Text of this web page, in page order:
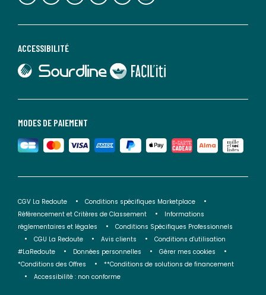
MODES DE PAIEMENT
ACCESSIBILITÉ
lien vers Sourdline
lien vers Faciliti
CGV La Redoute
Conditions spécifiques Marketplace
Référencement et Critères de Classement
Informations
réglementaires et légales
Conditions Spécifiques Professionnels
CGU La Redoute
Avis clients
Conditions d'utilisation
#LaRedoute
Données personnelles
Gérer mes cookies
*Conditions des Offres
**Conditions de solutions de financement
Accessibilité : non conforme